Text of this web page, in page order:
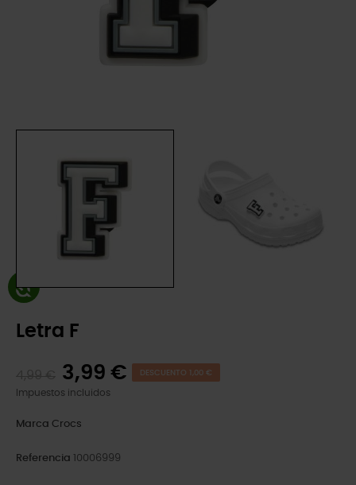
Letra F
3,99 € DESCUENTO 1,00 €
Impuestos incluidos
Marca Crocs
Referencia 10006999